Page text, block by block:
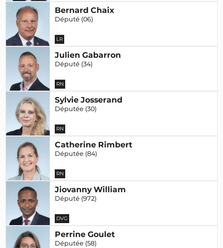
Bernard Chaix
Député (06)
LR
Julien Gabarron
Député (34)
RN
Sylvie Josserand
Députée (30)
RN
Catherine Rimbert
Députée (84)
RN
Jiovanny William
Député (972)
DVG
Perrine Goulet
Députée (58)